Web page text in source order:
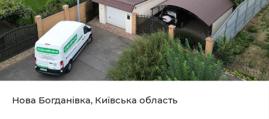
Нова Богданівка, Київська область